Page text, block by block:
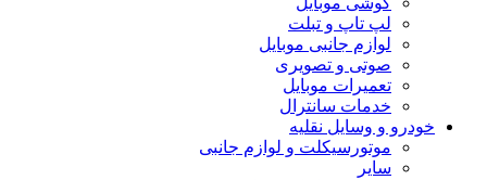
لپ تاپ و تبلت
لوازم جانبی موبایل
صوتی و تصویری
تعمیرات موبایل
خدمات سانترال
خودرو و وسایل نقلیه
موتورسیکلت و لوازم جانبی
سایر